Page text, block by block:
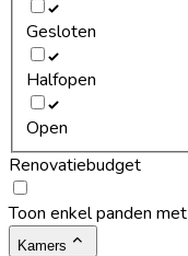
Gesloten
Halfopen
Open
Renovatiebudget
Toon enkel panden
Kamers